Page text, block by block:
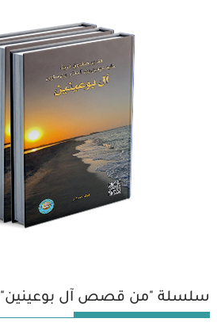
سلسلة "من قصص آل بوعينين"